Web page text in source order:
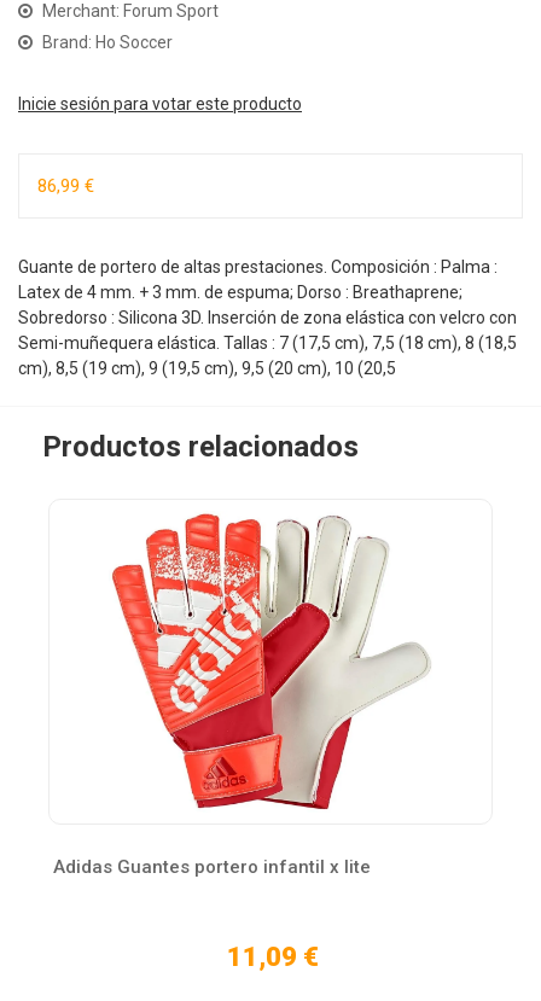
Merchant: Forum Sport
Brand: Ho Soccer
Inicie sesión para votar este producto
86,99 €
Guante de portero de altas prestaciones. Composición : Palma :
Latex de 4 mm. + 3 mm. de espuma; Dorso : Breathaprene;
Sobredorso : Silicona 3D. Inserción de zona elástica con velcro con
Semi-muñequera elástica. Tallas : 7 (17,5 cm), 7,5 (18 cm), 8 (18,5
cm), 8,5 (19 cm), 9 (19,5 cm), 9,5 (20 cm), 10 (20,5
Productos relacionados
Adidas Guantes portero infantil x lite
11,09 €